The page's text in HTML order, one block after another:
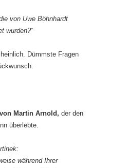
von Uwe Böhnhardt
wurden?“
Dümmste Fragen
Martin Arnold, der den
überlebte.
während Ihrer